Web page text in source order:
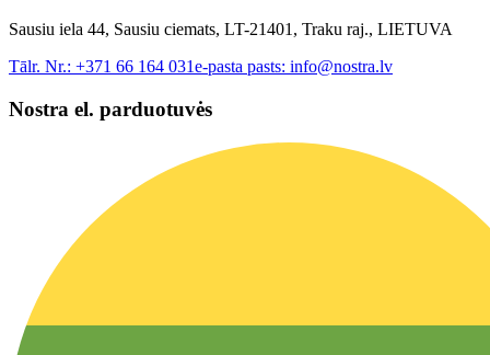
Sausiu iela 44, Sausiu ciemats, LT-21401, Traku raj., LIETUVA
Tālr. Nr.: +371 66 164 031e-pasta pasts: info@nostra.lv
Nostra el. parduotuvės